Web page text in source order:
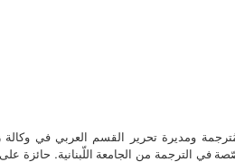
مُترجمة ومديرة تحرير القسم العربي في
في الترجمة من الجامعة اللّبنانية. حائزة على